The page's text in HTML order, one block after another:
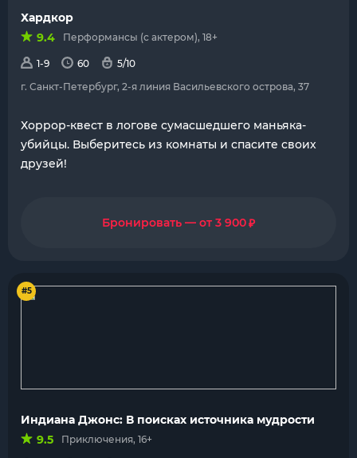
Хардкор
9.4
Перформансы (с актером), 18+
1-9 60
5/10
г. Санкт-Петербург, 2-я линия Васильевского острова, 37
Хоррор-квест в логове сумасшедшего маньяка-
убийцы. Выберитесь из комнаты и спасите своих
друзей!
Бронировать — от 3 900₽
#5
Индиана Джонс: В поисках источника мудрости
9.5
Приключения, 16+